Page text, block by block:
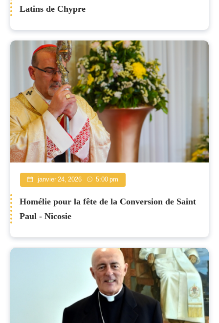
Latins de Chypre
janvier 24, 2026 5:00 pm
Homélie pour la fête de la Conversion de Saint
Paul - Nicosie